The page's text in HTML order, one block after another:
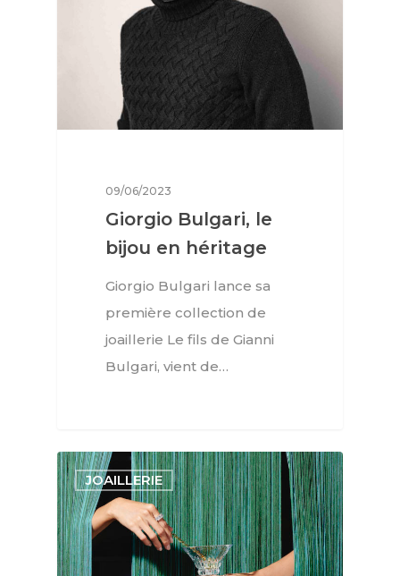
09/06/2023
Giorgio Bulgari, le
bijou en héritage
Giorgio Bulgari lance sa
première collection de
joaillerie Le fils de Gianni
Bulgari, vient de…
JOAILLERIE